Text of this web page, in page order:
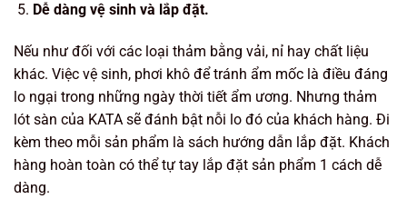
Dễ dàng vệ sinh và lắp đặt.
Nếu như đối với các loại thảm bằng vải, nỉ hay chất liệu
khác. Việc vệ sinh, phơi khô để tránh ẩm mốc là điều đáng
lo ngại trong những ngày thời tiết ẩm ương. Nhưng thảm
lót sàn của KATA sẽ đánh bật nỗi lo đó của khách hàng. Đi
kèm theo mỗi sản phẩm là sách hướng dẫn lắp đặt. Khách
hàng hoàn toàn có thể tự tay lắp đặt sản phẩm 1 cách dễ
dàng.